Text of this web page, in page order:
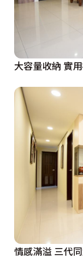
大容量收納 實
情感滿溢 三代